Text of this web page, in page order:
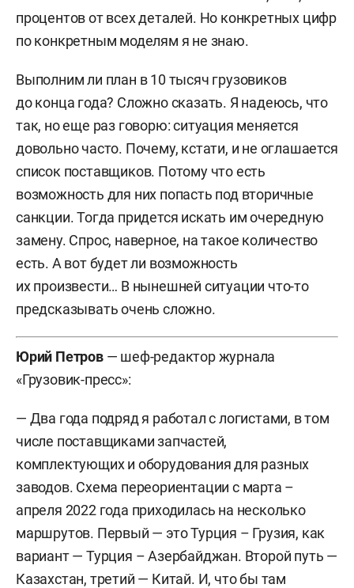
процентов от всех деталей. Но конкретных цифр
по конкретным моделям я не знаю.
Выполним ли план в 10 тысяч грузовиков
до конца года? Сложно сказать. Я надеюсь, что
так, но еще раз говорю: ситуация меняется
довольно часто. Почему, кстати, и не оглашается
список поставщиков. Потому что есть
возможность для них попасть под вторичные
санкции. Тогда придется искать им очередную
замену. Спрос, наверное, на такое количество
есть. А вот будет ли возможность
их произвести… В нынешней ситуации что-то
предсказывать очень сложно.
Юрий Петров— шеф-редактор журнала
«Грузовик-пресс»:
— Два года подряд я работал с логистами, в том
числе поставщиками запчастей,
комплектующих и оборудования для разных
заводов. Схема переориентации с марта –
апреля 2022 года приходилась на несколько
маршрутов. Первый — это Турция – Грузия, как
вариант — Турция – Азербайджан. Второй путь —
Казахстан, третий — Китай. И, что бы там